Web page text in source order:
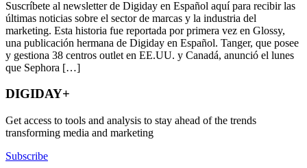
Suscríbete al newsletter de Digiday en Español aquí para recibir las
últimas noticias sobre el sector de marcas y la industria del
marketing. Esta historia fue reportada por primera vez en Glossy,
una publicación hermana de Digiday en Español. Tanger, que posee
y gestiona 38 centros outlet en EE.UU. y Canadá, anunció el lunes
que Sephora […]
DIGIDAY+
Get access to tools and analysis to stay ahead of the trends
transforming media and marketing
Subscribe